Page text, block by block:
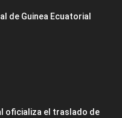
de Guinea Ecuatorial
oficializa el traslado de